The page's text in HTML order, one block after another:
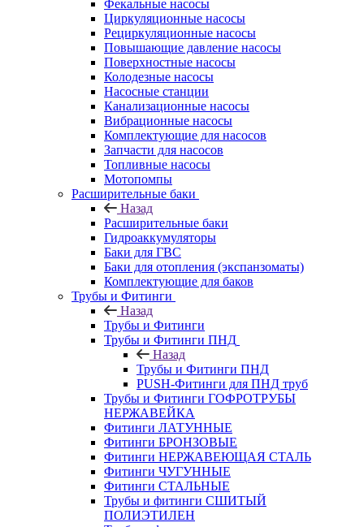
Фекальные насосы
Циркуляционные насосы
Рециркуляционные насосы
Повышающие давление насосы
Поверхностные насосы
Колодезные насосы
Насосные станции
Канализационные насосы
Вибрационные насосы
Комплектующие для насосов
Запчасти для насосов
Топливные насосы
Мотопомпы
Расширительные баки
Назад
Расширительные баки
Гидроаккумуляторы
Баки для ГВС
Баки для отопления (экспанзоматы)
Комплектующие для баков
Трубы и Фитинги
Назад
Трубы и Фитинги
Трубы и Фитинги ПНД
Назад
Трубы и Фитинги ПНД
PUSH-Фитинги для ПНД труб
Трубы и Фитинги ГОФРОТРУБЫ
НЕРЖАВЕЙКА
Фитинги ЛАТУННЫЕ
Фитинги БРОНЗОВЫЕ
Фитинги НЕРЖАВЕЮЩАЯ СТАЛЬ
Фитинги ЧУГУННЫЕ
Фитинги СТАЛЬНЫЕ
Трубы и фитинги СШИТЫЙ
ПОЛИЭТИЛЕН